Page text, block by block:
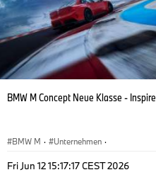
BMW M Concept Neue Klasse - Inspire
BMW M · Unternehmen ·
Fri Jun 12 15:17:17 CEST 2026